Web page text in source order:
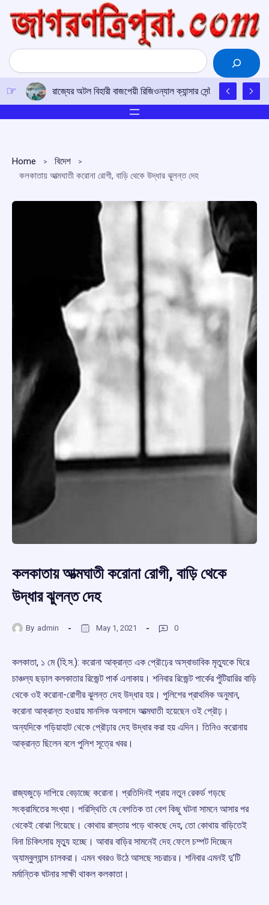
content
Search
রাজ্যের অটল বিহারী বাজপেয়ী রিজিওন্যাল ক্যান্সার সেন্টারে উত্তর-
Home
বিদেশ
কলকাতায় আত্মঘাতী করোনা রোগী, বাড়ি থেকে উদ্ধার ঝুলন্ত দেহ
কলকাতায় আত্মঘাতী করোনা রোগী, বাড়ি থেকে
উদ্ধার ঝুলন্ত দেহ
By admin May 1, 2021 0
কলকাতা, ১ মে (হি.স.): করোনা আক্রান্ত এক প্রৌঢ়ের অস্বাভাবিক মৃত্যুকে ঘিরে
চাঞ্চল্য ছড়াল কলকাতার রিজেন্ট পার্ক এলাকায়। শনিবার রিজেন্ট পার্কের পুঁটিয়ারির বাড়ি
থেকে ওই করোনা-রোগীর ঝুলন্ত দেহ উদ্ধার হয়। পুলিশের প্রাথমিক অনুমান,
করোনা আক্রান্ত হওয়ায় মানসিক অবসাদে আত্মঘাতী হয়েছেন ওই প্রৌঢ়।
অন্যদিকে গড়িয়াহাট থেকে প্রৌঢ়ার দেহ উদ্ধার করা হয় এদিন। তিনিও করোনায়
আক্রান্ত ছিলেন বলে পুলিশ সূত্রে খবর।
রাজ্যজুড়ে দাপিয়ে বেড়াচ্ছে করোনা। প্রতিদিনই প্রায় নতুন রেকর্ড গড়ছে
সংক্রামিতের সংখ্যা। পরিস্থিতি যে বেগতিক তা বেশ কিছু ঘটনা সামনে আসার পর
থেকেই বোঝা গিয়েছে। কোথায় রাস্তায় পড়ে থাকছে দেহ, তো কোথায় বাড়িতেই
বিনা চিকিৎসায় মৃত্যু হচ্ছে। আবার বাড়ির সামনেই দেহ ফেলে চম্পট দিচ্ছেন
অ্যাম্বুল্যান্স চালকরা। এমন খবরও উঠে আসছে সচরাচর। শনিবার এমনই দু’টি
মর্মান্তিক ঘটনার সাক্ষী থাকল কলকাতা।